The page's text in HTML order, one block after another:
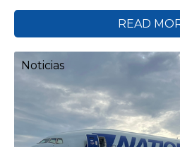
READ
Noticias